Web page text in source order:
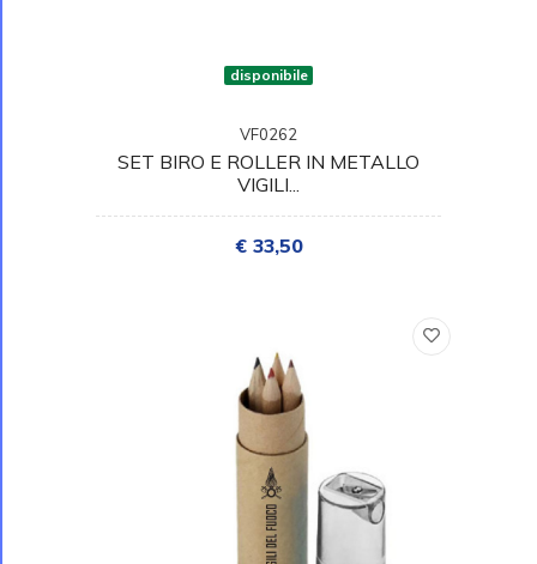
disponibile
VF0262
SET BIRO E ROLLER IN METALLO
VIGILI...
€ 33,50